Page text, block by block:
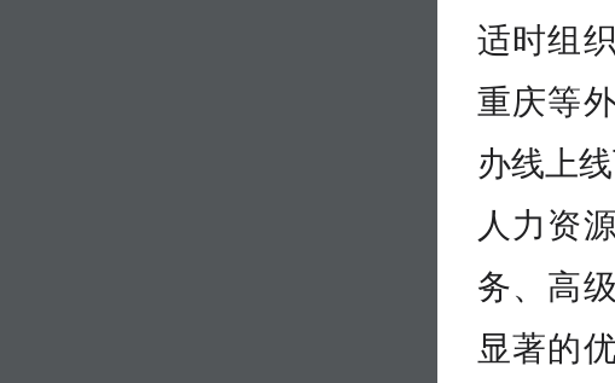
适时组
重庆等
办线上
人力资
务、高
显著的